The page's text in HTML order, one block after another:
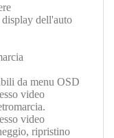
dell'auto
da menu OSD
video
video
ripristino